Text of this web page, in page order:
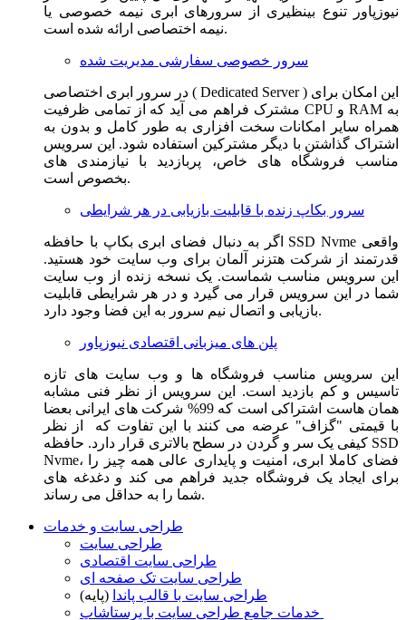
نیوزپاور تنوع بینظیری از سرورهای ابری نیمه خصوصی یا
نیمه اختصاصی ارائه شده است.
سرور خصوصی سفارشی مدیریت شده
در سرور ابری اختصاصی ( Dedicated Server ) این امکان برای
مشترک فراهم می آید که از تمامی ظرفیت CPU و RAM به
همراه سایر امکانات سخت افزاری به طور کامل و بدون به
اشتراک گذاشتن با دیگر مشترکین استفاده شود. این سرویس
مناسب فروشگاه های خاص، پربازدید با نیازمندی های
بخصوص است.
سرور بکاپ زنده با قابلیت بازیابی در هر شرایطی
اگر به دنبال فضای ابری بکاپ با حافظه SSD Nvme واقعی
قدرتمند از شرکت هتزنر آلمان برای وب سایت خود هستید.
این سرویس مناسب شماست. یک نسخه زنده از وب سایت
شما در این سرویس قرار می گیرد و در هر شرایطی قابلیت
بازیابی و اتصال نیم سرور به این فضا وجود دارد.
پلن های میزبانی اقتصادی نیوزپاور
این سرویس مناسب فروشگاه ها و وب سایت های تازه
تاسیس و کم بازدید است. این سرویس از نظر فنی مشابه
همان هاست اشتراکی است که 99% شرکت های ایرانی بعضا
با قیمتی "گزاف" عرضه می کنند با این تفاوت که از نظر
کیفی یک سر و گردن در سطح بالاتری قرار دارد. حافظه SSD
Nvme، فضای کاملا ابری، امنیت و پایداری عالی همه چیز را
برای ایجاد یک فروشگاه جدید فراهم می کند و دغدغه های
شما را به حداقل می رساند.
طراحی سایت و خدمات
طراحی سایت
طراحی سایت اقتصادی
طراحی سایت تک صفحه ای
طراحی سایت با قالب پاندا (پایه)